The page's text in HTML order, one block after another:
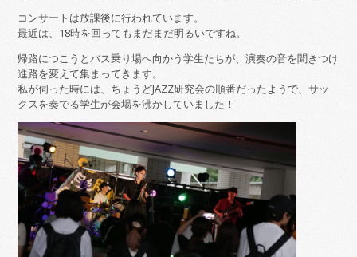
コンサートは放課後に行われています。
最近は、18時を回ってもまだまだ明るいですね。
帰路につこうとバス乗り場へ向かう学生たちが、演奏の音を聞きつけ
進路を変えて集まってきます。
私が伺った時には、ちょうどJAZZ研究会の順番だったようで、サッ
クスを奏でる学生が会場を沸かしていました！